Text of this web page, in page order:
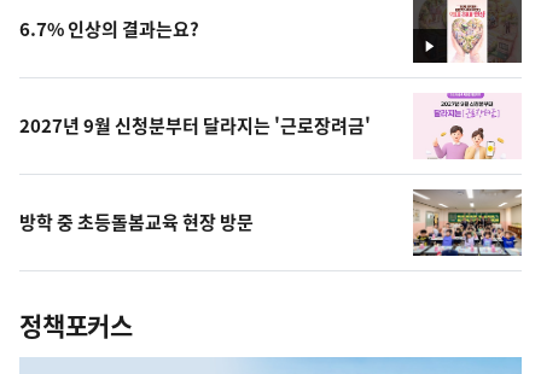
영
상
6.7% 인상의 결과는요?
2027년 9월 신청분부터 달라지는 '근로장려금'
방학 중 초등돌봄교육 현장 방문
정책포커스